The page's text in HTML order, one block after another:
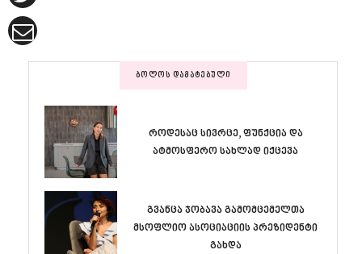
ᲑᲝᲚᲝᲡ ᲓᲐᲛᲐᲢᲔᲑᲣᲚᲘ
როდესაც სივრცე, ფუნქცია და
ატმოსფერო სახლად იქცევა
გვანცა ჯობავა გამომცემელთა
მსოფლიო ასოციაციის პრეზიდენტი
გახდა